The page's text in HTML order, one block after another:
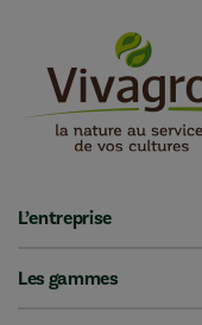
L’entreprise
Les gammes